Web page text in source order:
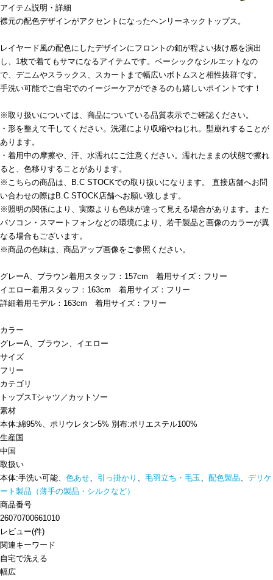
アイテム説明・詳細
襟元の配色デザインがアクセントになったヘンリーネックトップス。
レイヤード風の配色にしたデザインにフロントの釦が程よい抜け感を演出
し、1枚で着てもサマになるアイテムです。ベーシックなシルエットなの
で、デニムやスラックス、スカートまで幅広いボトムスと相性抜群です。
手洗い可能でご自宅でのイージーケアができるのも嬉しいポイントです！
※取り扱いについては、商品についている品質表示でご確認ください。
・形を整えて干してください。洗濯により収縮やねじれ。型崩れすることが
あります。
・着用中の摩擦や、汗、水濡れにご注意ください。濡れたままの状態で擦れ
ると、色移りすることがあります。
※こちらの商品は、B.C STOCKでの取り扱いになります。 直接店舗へお問
い合わせの際はB.C STOCK店舗へお願い致します。
※照明の関係により、実際よりも色味が違って見える場合があります。また
パソコン・スマートフォンなどの環境により、若干製品と画像のカラーが異
なる場合もございます。
※商品の色味は、商品アップ画像をご参照ください。
グレーA、ブラウン着用スタッフ：157cm 着用サイズ：フリー
イエロー着用スタッフ：163cm 着用サイズ：フリー
詳細着用モデル：163cm 着用サイズ：フリー
カラー
グレーA、ブラウン、イエロー
サイズ
フリー
カテゴリ
トップスTシャツ／カットソー
素材
本体:綿95%、ポリウレタン5% 別布:ポリエステル100%
生産国
中国
取扱い
本体:手洗い可能、 色あせ、 引っ掛かり 、 毛羽立ち・毛玉、 配色製品、 デリケ
ート製品（薄手の製品・シルクなど）
商品番号
26070700661010
レビュー(件)
関連キーワード
自宅で洗える
幅広